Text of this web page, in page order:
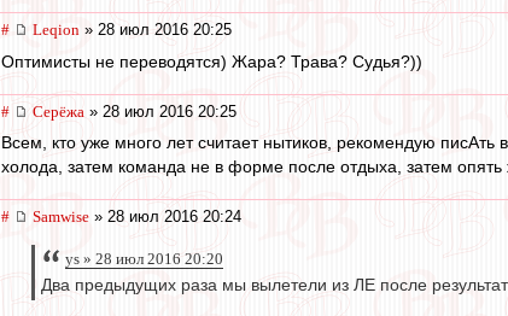
# Leqion » 28 июл 2016 20:25
Оптимисты не переводятся) Жара? Трава? Судья?))
# Серёжа » 28 июл 2016 20:25
Всем, кто уже много лет считает нытиков, рекомендую писАть
холода, затем команда не в форме после отдыха, затем опять
# Samwise » 28 июл 2016 20:24
ys » 28 июл 2016 20:20
Два предыдущих раза мы вылетели из ЛЕ после